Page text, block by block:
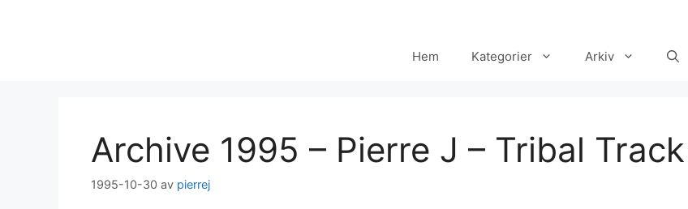
Hem Kategorier Arkiv
Archive 1995 – Pierre J – Tribal Track
1995-10-30 av pierrej